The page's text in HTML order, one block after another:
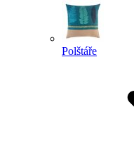
Polštáře